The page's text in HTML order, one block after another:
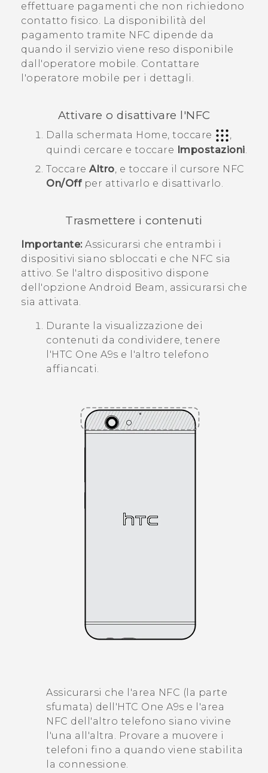
effettuare pagamenti che non richiedono
contatto fisico. La disponibilità del
pagamento tramite NFC dipende da
quando il servizio viene reso disponibile
dall'operatore mobile. Contattare
l'operatore mobile per i dettagli.
Attivare o disattivare l'NFC
Dalla schermata Home , toccare
quindi cercare e toccare Impostazioni.
Toccare Altro, e toccare il cursore NFC
On/Offper attivarlo e disattivarlo.
Trasmettere i contenuti
Importante:Assicurarsi che entrambi i
dispositivi siano sbloccati e che NFC sia
attivo. Se l'altro dispositivo dispone
dell'opzione Android Beam , assicurarsi che
sia attivata.
Durante la visualizzazione dei
contenuti da condividere, tenere
l'HTC One A9s e l'altro telefono
affiancati.
Assicurarsi che l'area NFC (la parte
sfumata) dell'HTC One A9s e l'area
NFC dell'altro telefono siano vivine
l'una all'altra. Provare a muovere i
telefoni fino a quando viene stabilita
la connessione.